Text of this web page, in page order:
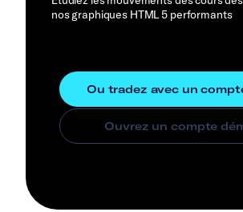
nos graphiques HTML 5 performants